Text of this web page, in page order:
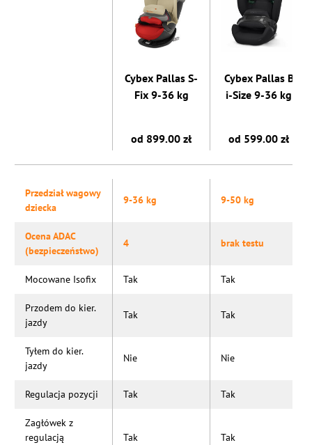
Cybex Pallas S-
Fix 9-36 kg
Cybex Pallas B
i-Size 9-36 kg
od 899.00 zł od 599.00 zł
Przedział wagowy
dziecka
9-36 kg 9-50 kg
Ocena ADAC
(bezpieczeństwo)
4 brak testu
Mocowane Isofix Tak Tak
Przodem do kier.
jazdy
Tak Tak
Tyłem do kier.
jazdy
Nie Nie
Regulacja pozycji Tak Tak
Zagłówek z
regulacją
Tak Tak